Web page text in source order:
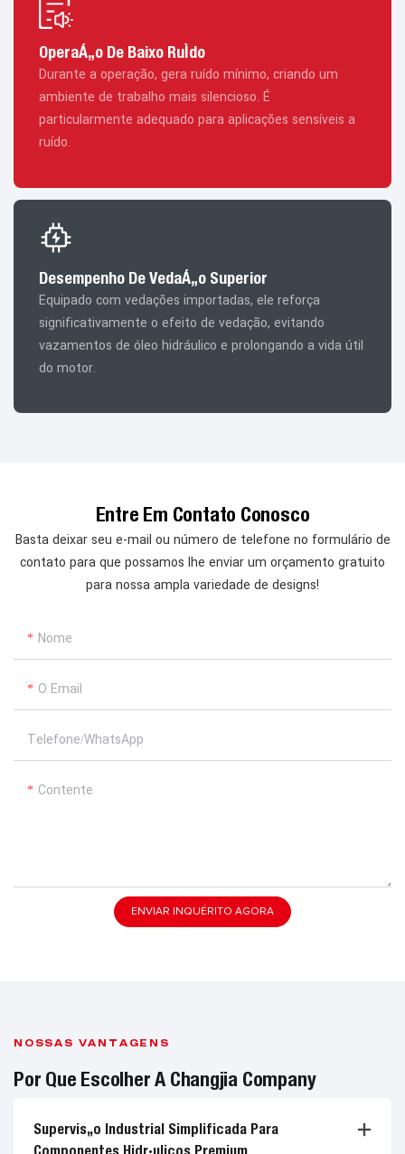
Operação De Baixo Ruído
Durante a operação, gera ruído mínimo, criando um
ambiente de trabalho mais silencioso. É
particularmente adequado para aplicações sensíveis a
ruído.
Desempenho De Vedação Superior
Equipado com vedações importadas, ele reforça
significativamente o efeito de vedação, evitando
vazamentos de óleo hidráulico e prolongando a vida útil
do motor.
Entre Em Contato Conosco
Basta deixar seu e-mail ou número de telefone no formulário de
contato para que possamos lhe enviar um orçamento gratuito
para nossa ampla variedade de designs!
Nome
O Email
Telefone/whatsApp
Contente
ENVIAR INQUÉRITO AGORA
NOSSAS VANTAGENS
Por Que Escolher A Changjia Company
Supervisão Industrial Simplificada Para